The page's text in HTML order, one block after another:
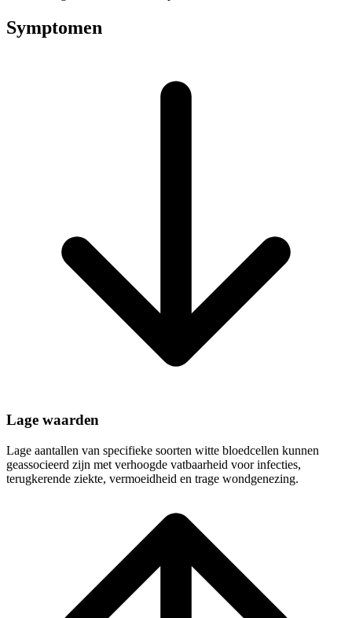
Symptomen
Lage waarden
Lage aantallen van specifieke soorten witte bloedcellen kunnen
geassocieerd zijn met verhoogde vatbaarheid voor infecties,
terugkerende ziekte, vermoeidheid en trage wondgenezing.